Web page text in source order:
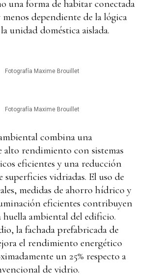
una forma de habitar conectada
dependiente de la lógica
unidad doméstica aislada.
Fotografía Maxime Brouillet
Fotografía Maxime Brouillet
combina una
alto rendimiento con sistemas
eficientes y una reducción
superficies vidriadas. El uso de
medidas de ahorro hídrico y
eficientes contribuyen
ambiental del edificio.
la fachada prefabricada de
el rendimiento energético
un 25% respecto a
de vidrio.